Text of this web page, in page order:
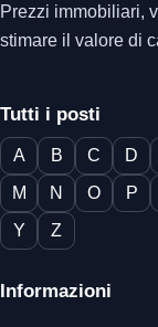
Prezzi immobiliari,
stimare il valore di
Tutti i posti
A B C D
M
N O P
Y
Z
Informazioni